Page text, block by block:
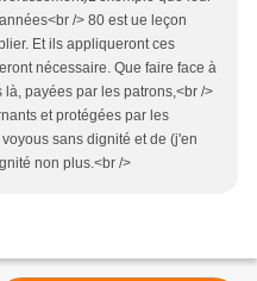
/> 80 est ue leçon
Et ils appliqueront ces
nécessaire. Que faire face à
payées par les patrons,<br />
et protégées par les
sans dignité et de (j'en
non plus.<br />